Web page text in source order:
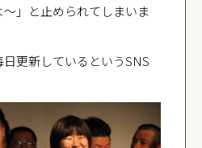
」と止められてしまいま
更新しているというSNS